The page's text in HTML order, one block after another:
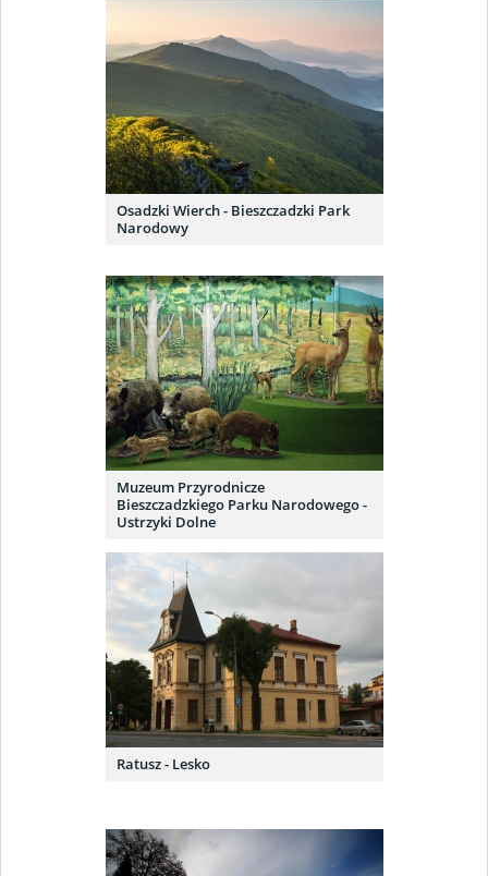
Osadzki Wierch - Bieszczadzki Park
Narodowy
Muzeum Przyrodnicze
Bieszczadzkiego Parku Narodowego -
Ustrzyki Dolne
Ratusz - Lesko